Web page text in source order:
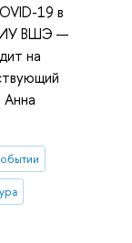
19 в
ВШЭ —
на
Анна